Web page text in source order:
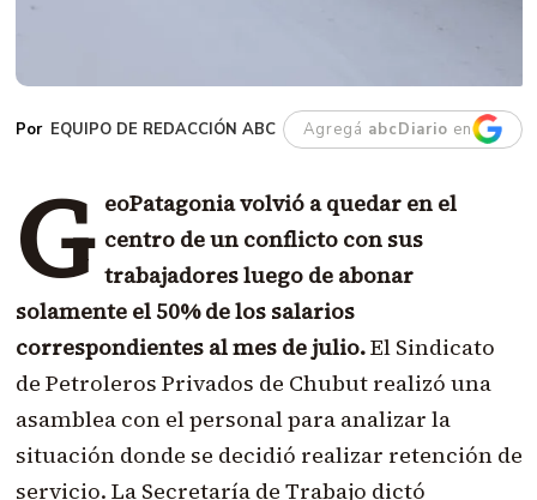
EQUIPO DE REDACCIÓN ABC Agregá abcDiario en
G eoPatagonia volvió a quedar en el
centro de un conflicto con sus
trabajadores luego de abonar
solamente el 50% de los salarios
correspondientes al mes de julio.El Sindicato
de Petroleros Privados de Chubut realizó una
asamblea con el personal para analizar la
situación donde se decidió realizar retención de
servicio. La Secretaría de Trabajo dictó